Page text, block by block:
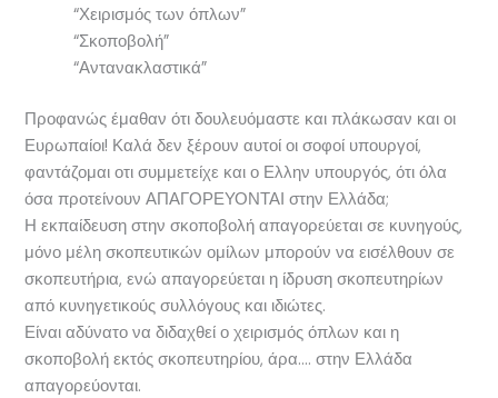
“Χειρισμός των όπλων”
“Σκοποβολή”
“Αντανακλαστικά”
Προφανώς έμαθαν ότι δουλευόμαστε και πλάκωσαν και οι
Ευρωπαίοι! Καλά δεν ξέρουν αυτοί οι σοφοί υπουργοί,
φαντάζομαι οτι συμμετείχε και ο Ελλην υπουργός, ότι όλα
όσα προτείνουν ΑΠΑΓΟΡΕΥΟΝΤΑΙ στην Ελλάδα;
Η εκπαίδευση στην σκοποβολή απαγορεύεται σε κυνηγούς,
μόνο μέλη σκοπευτικών ομίλων μπορούν να εισέλθουν σε
σκοπευτήρια, ενώ απαγορεύεται η ίδρυση σκοπευτηρίων
από κυνηγετικούς συλλόγους και ιδιώτες.
Είναι αδύνατο να διδαχθεί ο χειρισμός όπλων και η
σκοποβολή εκτός σκοπευτηρίου, άρα…. στην Ελλάδα
απαγορεύονται.